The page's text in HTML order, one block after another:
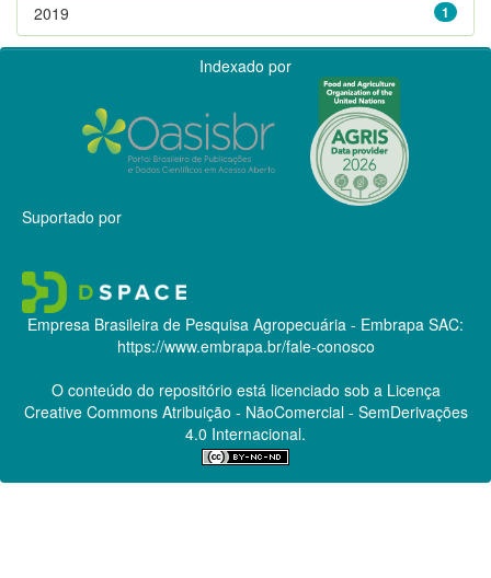
1
2019
Indexado por
Suportado por
Empresa Brasileira de Pesquisa Agropecuária - Embrapa SAC:
https://www.embrapa.br/fale-conosco
O conteúdo do repositório está licenciado sob a Licença
Creative CommonsAtribuição - NãoComercial - SemDerivações
4.0 Internacional.